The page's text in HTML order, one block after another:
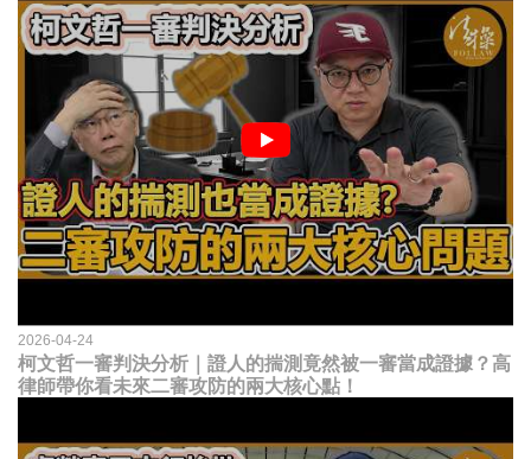
2026-04-24
柯文哲一審判決分析｜證人的揣測竟然被一審當成證據？高
律師帶你看未來二審攻防的兩大核心點！